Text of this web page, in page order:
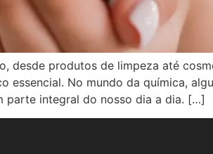
desde produtos de limpeza até
No mundo da química,
parte integral do nosso dia a dia. […]